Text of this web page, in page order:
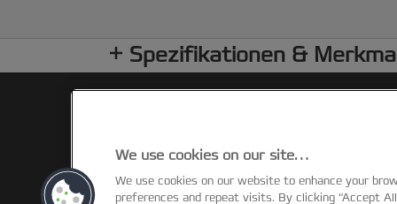
Spezifikationen &
We use cookies on our site…
We use cookies on our website to enhance your
preferences and repeat visits. By clicking “Accept